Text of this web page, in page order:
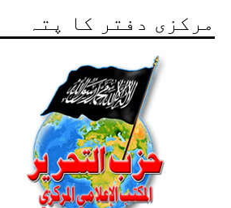
مرکزی دفتر کا پتہ